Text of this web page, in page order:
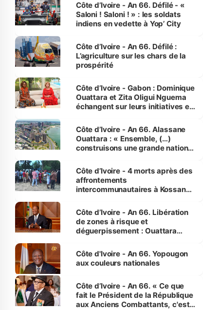
Côte d’Ivoire - An 66. Défilé - «
Saloni ! Saloni ! » : les soldats
indiens en vedette à Yop’ City
Côte d’Ivoire - An 66. Défilé :
L’agriculture sur les chars de la
prospérité
Côte d’Ivoire - Gabon : Dominique
Ouattara et Zita Oligui Nguema
échangent sur leurs initiatives en
enfants
Côte d’Ivoire - An 66. Alassane
Ouattara : « Ensemble, (…)
construisons une grande nation
générations futures »
Côte d’Ivoire - 4 morts après des
affrontements
intercommunautaires à Kossandji
milieu des sinistrés
Côte d’Ivoire - An 66. Libération
de zones à risque et
déguerpissement : Ouattara
l'Etat de droit pour préserver les
vies humaines »
Côte d'Ivoire - An 66. Yopougon
aux couleurs nationales
Côte d’Ivoire - An 66. « Ce que
fait le Président de la République
aux Anciens Combattants, c'est